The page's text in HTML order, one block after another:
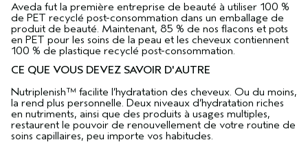
Aveda fut la première entreprise de beauté à utiliser 100 %
de PET recyclé post-consommation dans un emballage de
produit de beauté. Maintenant, 85 % de nos flacons et pots
en PET pour les soins de la peau et les cheveux contiennent
100 % de plastique recyclé post-consommation.
CE QUE VOUS DEVEZ SAVOIR D'AUTRE
Nutriplenish™ facilite l’hydratation des cheveux. Ou du moins,
la rend plus personnelle. Deux niveaux d’hydratation riches
en nutriments, ainsi que des produits à usages multiples,
restaurent le pouvoir de renouvellement de votre routine de
soins capillaires, peu importe vos habitudes.